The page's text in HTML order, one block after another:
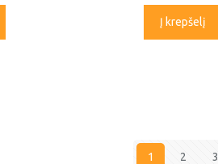
Į krepšelį
1 2 3